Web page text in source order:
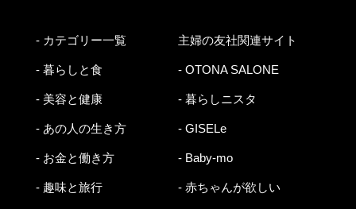
- カテゴリー一覧
- 暮らしと食
- 美容と健康
- あの人の生き方
- お金と働き方
- 趣味と旅行
主婦の友社関連サイト
- OTONA SALONE
- 暮らしニスタ
- GISELe
- Baby-mo
- 赤ちゃんが欲しい